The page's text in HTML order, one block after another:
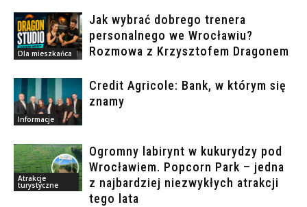
Dla mieszkańca
Jak wybrać dobrego trenera
personalnego we Wrocławiu?
Rozmowa z Krzysztofem Dragonem
Informacje
Credit Agricole: Bank, w którym się
znamy
Atrakcje
turystyczne
Ogromny labirynt w kukurydzy pod
Wrocławiem. Popcorn Park – jedna
z najbardziej niezwykłych atrakcji
tego lata